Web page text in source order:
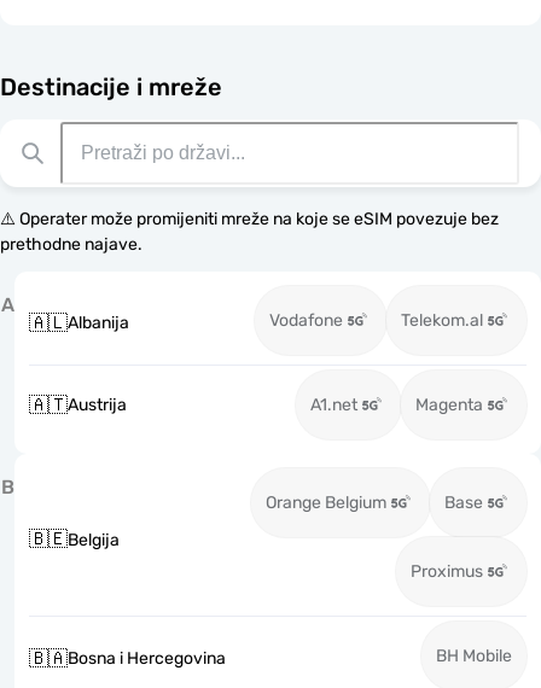
Destinacije i mreže
⚠️ Operater može promijeniti mreže na koje se eSIM povezuje bez
prethodne najave.
A
🇦🇱Albanija Vodafone Telekom.al
🇦🇹Austrija A1.net Magenta
B
🇧🇪Belgija
Orange Belgium Base
Proximus
🇧🇦Bosna i Hercegovina BH Mobile